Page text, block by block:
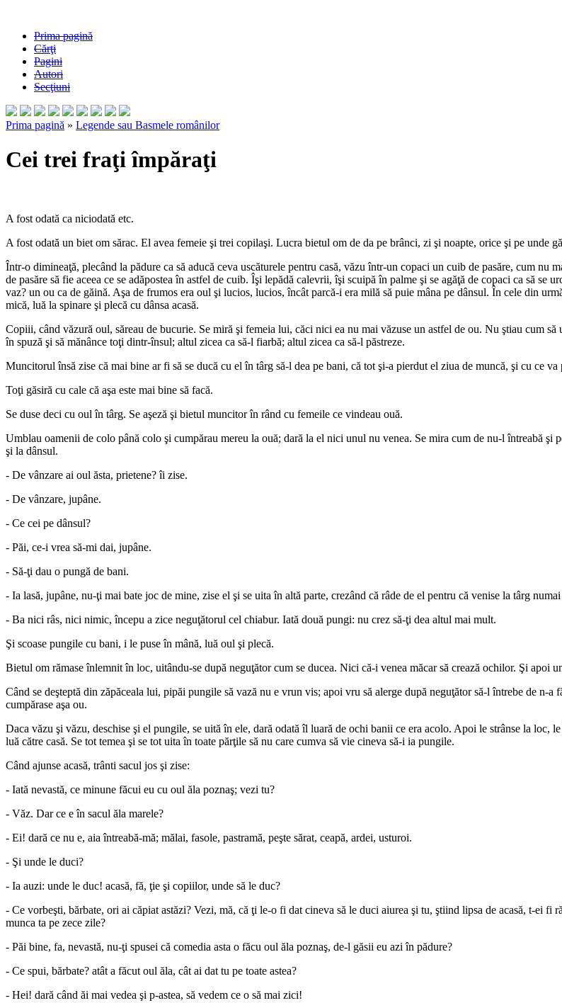
Prima pagină
Cărţi
Pagini
Autori
Secţiuni
Prima pagină » Legende sau Basmele românilor
Cei trei fraţi împăraţi
A fost odată ca niciodată etc.
A fost odată un biet om sărac. El avea femeie şi trei copilaşi. Lucra bietul om de da pe brânci, zi şi noapte, orice şi pe unde
Într-o dimineaţă, plecând la pădure ca să aducă ceva uscăturele pentru casă, văzu într-un copaci un cuib de pasăre, cum nu
de pasăre să fie aceea ce se adăpostea în astfel de cuib. Îşi lepădă calevrii, îşi scuipă în palme şi se agăţă de copaci ca să se
vaz? un ou ca de găină. Aşa de frumos era oul şi lucios, lucios, încât parcă-i era milă să puie mâna pe dânsul. În cele din
mică, luă la spinare şi plecă cu dânsa acasă.
Copiii, când văzură oul, săreau de bucurie. Se miră şi femeia lui, căci nici ea nu mai văzuse un astfel de ou. Nu ştiau cum
în spuză şi să mănânce toţi dintr-însul; altul zicea ca să-l fiarbă; altul zicea ca să-l păstreze.
Muncitorul însă zise că mai bine ar fi să se ducă cu el în târg să-l dea pe bani, că tot şi-a pierdut el ziua de muncă, şi cu ce
Toţi găsiră cu cale că aşa este mai bine să facă.
Se duse deci cu oul în târg. Se aşeză şi bietul muncitor în rând cu femeile ce vindeau ouă.
Umblau oamenii de colo până colo şi cumpărau mereu la ouă; dară la el nici unul nu venea. Se mira cum de nu-l întreabă
şi la dânsul.
- De vânzare ai oul ăsta, prietene? îi zise.
- De vânzare, jupâne.
- Ce cei pe dânsul?
- Păi, ce-i vrea să-mi dai, jupâne.
- Să-ţi dau o pungă de bani.
- Ia lasă, jupâne, nu-ţi mai bate joc de mine, zise el şi se uita în altă parte, crezând că râde de el pentru că venise la târg
- Ba nici râs, nici nimic, începu a zice neguţătorul cel chiabur. Iată două pungi: nu crez să-ţi dea altul mai mult.
Şi scoase pungile cu bani, i le puse în mână, luă oul şi plecă.
Bietul om rămase înlemnit în loc, uitându-se după neguţător cum se ducea. Nici că-i venea măcar să crează ochilor. Şi apoi
Când se deşteptă din zăpăceala lui, pipăi pungile să vază nu e vrun vis; apoi vru să alerge după neguţător să-l întrebe de n-
cumpărase aşa ou.
Daca văzu şi văzu, deschise şi el pungile, se uită în ele, dară odată îl luară de ochi banii ce era acolo. Apoi le strânse la loc,
luă către casă. Se tot temea şi se tot uita în toate părţile să nu care cumva să vie cineva să-i ia pungile.
Când ajunse acasă, trânti sacul jos şi zise:
- Iată nevastă, ce minune făcui eu cu oul ăla poznaş; vezi tu?
- Văz. Dar ce e în sacul ăla marele?
- Ei! dară ce nu e, aia întreabă-mă; mălai, fasole, pastramă, peşte sărat, ceapă, ardei, usturoi.
- Şi unde le duci?
- Ia auzi: unde le duc! acasă, fă, ţie şi copiilor, unde să le duc?
- Ce vorbeşti, bărbate, ori ai căpiat astăzi? Vezi, mă, că ţi le-o fi dat cineva să le duci aiurea şi tu, ştiind lipsa de acasă, t-ei fi
munca ta pe zece zile?
- Păi bine, fa, nevastă, nu-ţi spusei că comedia asta o făcu oul ăla poznaş, de-l găsii eu azi în pădure?
- Ce spui, bărbate? atât a făcut oul ăla, cât ai dat tu pe toate astea?
- Hei! dară când ăi mai vedea şi p-astea, să vedem ce o să mai zici!